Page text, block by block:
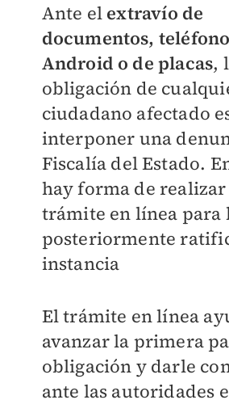
Ante el extravío de
documentos,
Android o de placas,
obligación de
ciudadano afectado
interponer una
Fiscalía del Estado.
hay forma de realizar
trámite en línea para
posteriormente
instancia
El trámite en línea
avanzar la primera
obligación y darle
ante las autoridades